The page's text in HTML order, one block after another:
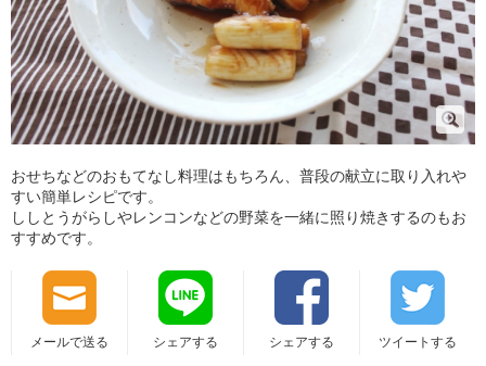
おせちなどのおもてなし料理はもちろん、普段の献立に取り入れや
すい簡単レシピです。
ししとうがらしやレンコンなどの野菜を一緒に照り焼きするのもお
すすめです。
メールで送る シェアする シェアする ツイートする